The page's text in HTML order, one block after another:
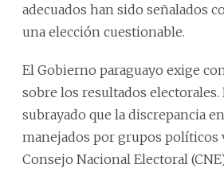
adecuados han sido señalados
una elección cuestionable.
El Gobierno paraguayo exige
sobre los resultados electorales.
subrayado que la discrepancia
manejados por grupos políticos
Consejo Nacional Electoral